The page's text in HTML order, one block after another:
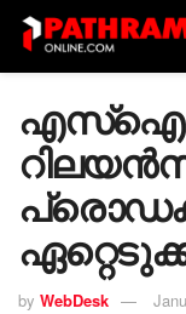
by WebDesk